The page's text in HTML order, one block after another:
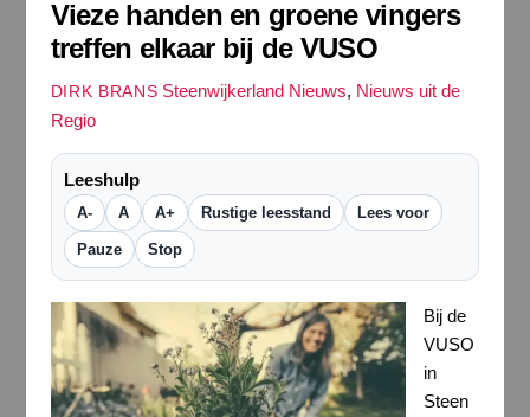
Vieze handen en groene vingers
treffen elkaar bij de VUSO
DIRK BRANS Steenwijkerland Nieuws, Nieuws uit de
Regio
Leeshulp
A- A A+ Rustige leesstand Lees voor
Pauze Stop
Bij de
VUSO
in
Steen